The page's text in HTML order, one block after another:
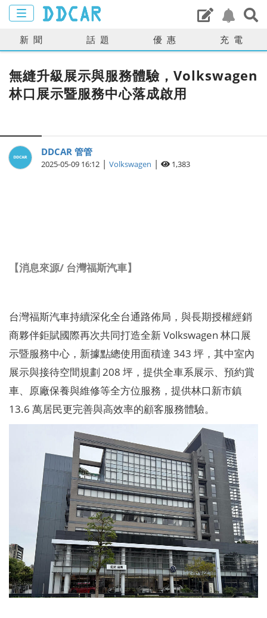
新聞 話題 優惠 充電
無縫升級展示與服務體驗，Volkswagen
林口展示暨服務中心落成啟用
DDCAR 管管
2025-05-09 16:12 | Volkswagen | 1,383
【消息來源/ 台灣福斯汽車】
台灣福斯汽車持續深化全台通路佈局，與長期授權經銷
商夥伴鉅賦國際再次共同打造全新 Volkswagen 林口展
示暨服務中心，新據點總使用面積達 343 坪，其中室內
展示與接待空間規劃 208 坪，提供全車系展示、預約賞
車、原廠保養與維修等全方位服務，提供林口新市鎮
13.6 萬居民更完善與高效率的顧客服務體驗。